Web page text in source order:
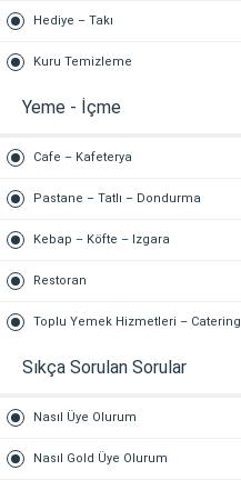
Hediye – Takı
Kuru Temizleme
Yeme - İçme
Cafe – Kafeterya
Pastane – Tatlı – Dondurma
Kebap – Köfte – Izgara
Restoran
Toplu Yemek Hizmetleri – Catering
Sıkça Sorulan Sorular
Nasıl Üye Olurum
Nasıl Gold Üye Olurum